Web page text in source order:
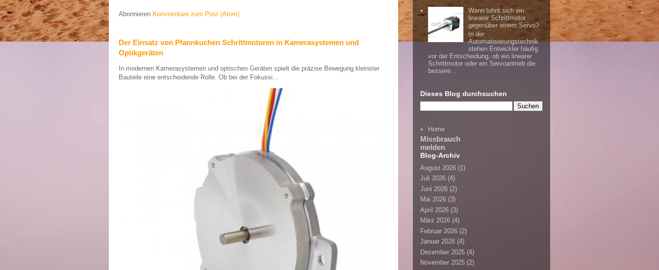
Abonnieren Kommentare zum Post (Atom)
Der Einsatz von Pfannkuchen Schrittmotoren in Kamerasystemen und
Optikgeräten
In modernen Kamerasystemen und optischen Geräten spielt die präzise Bewegung kleinster
Bauteile eine entscheidende Rolle. Ob bei der Fokussi...
Wann lohnt sich ein
linearer Schrittmotor
gegenüber einem Servo?
In der
Automatisierungstechnik
stehen Entwickler häufig
vor der Entscheidung, ob ein linearer
Schrittmotor oder ein Servoantrieb die
bessere...
Dieses Blog durchsuchen
Home
Missbrauch
melden
Blog-Archiv
August 2026 (1)
Juli 2026 (4)
Juni 2026 (2)
Mai 2026 (3)
April 2026 (3)
März 2026 (4)
Februar 2026 (2)
Januar 2026 (4)
Dezember 2025 (4)
November 2025 (2)